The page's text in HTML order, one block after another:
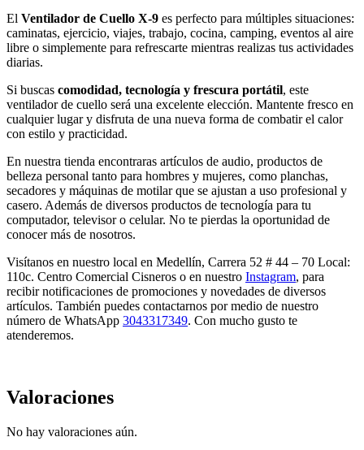
El Ventilador de Cuello X-9 es perfecto para múltiples situaciones:
caminatas, ejercicio, viajes, trabajo, cocina, camping, eventos al aire
libre o simplemente para refrescarte mientras realizas tus actividades
diarias.
Si buscas comodidad, tecnología y frescura portátil, este
ventilador de cuello será una excelente elección. Mantente fresco en
cualquier lugar y disfruta de una nueva forma de combatir el calor
con estilo y practicidad.
En nuestra tienda encontraras artículos de audio, productos de
belleza personal tanto para hombres y mujeres, como planchas,
secadores y máquinas de motilar que se ajustan a uso profesional y
casero. Además de diversos productos de tecnología para tu
computador, televisor o celular. No te pierdas la oportunidad de
conocer más de nosotros.
Visítanos en nuestro local en Medellín, Carrera 52 # 44 – 70 Local:
110c. Centro Comercial Cisneros o en nuestro Instagram, para
recibir notificaciones de promociones y novedades de diversos
artículos. También puedes contactarnos por medio de nuestro
número de WhatsApp 3043317349. Con mucho gusto te
atenderemos.
Valoraciones
No hay valoraciones aún.